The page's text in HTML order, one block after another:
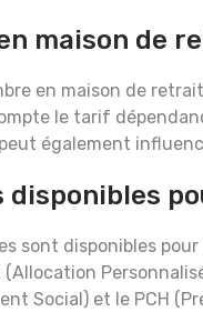
maison de
en maison de
le tarif
également
disponibles
sont disponibles
Social) et le PCH